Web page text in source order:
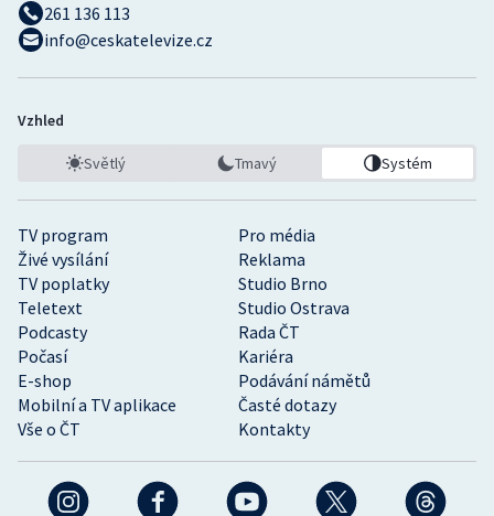
TV program
Pro média
Živé vysílání
Reklama
TV poplatky
Studio Brno
Teletext
Studio Ostrava
Podcasty
Rada ČT
Počasí
Kariéra
E-shop
Podávání námětů
Mobilní a TV aplikace
Časté dotazy
Vše o ČT
Kontakty
261 136 113
info@ceskatelevize.cz
Vzhled
Světlý Tmavý Systém